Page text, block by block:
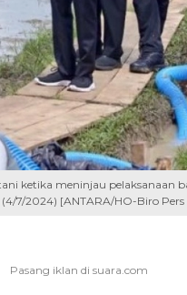
ketika meninjau pelaksanaan
7/2024) [ANTARA/HO-Biro Pers